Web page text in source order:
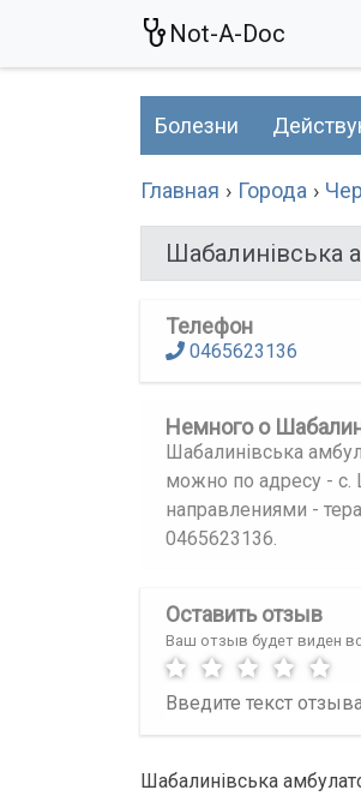
Not-A-Doc
Болезни
Главная Города
Шабалинівська
Телефон
0465623136
Немного о
Шабалинівська
можно по адресу - с.
направлениями -
0465623136.
Оставить отзыв
Ваш отзыв будет виден
Шабалинівська